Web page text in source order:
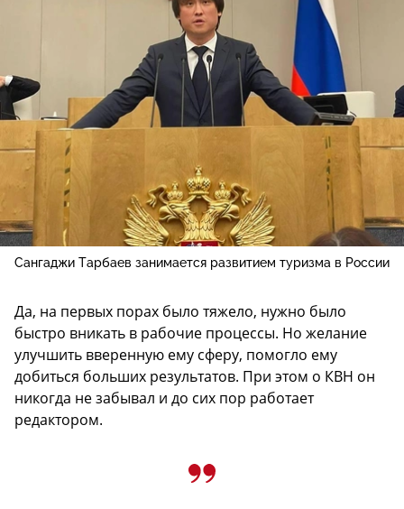
Сангаджи Тарбаев занимается развитием туризма в России
Да, на первых порах было тяжело, нужно было
быстро вникать в рабочие процессы. Но желание
улучшить вверенную ему сферу, помогло ему
добиться больших результатов. При этом о КВН он
никогда не забывал и до сих пор работает
редактором.